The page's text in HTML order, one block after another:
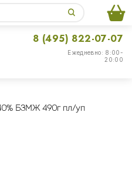
Ежедневно: 8:00-
20:00
8 (495) 822-07-07
БЗМЖ 490г пл/уп